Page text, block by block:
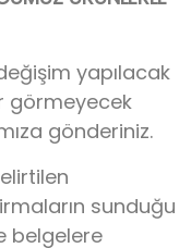
yapılacak
görmeyecek
gönderiniz.
sunduğu
belgelere